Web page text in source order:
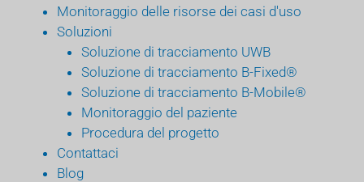
Monitoraggio delle risorse dei casi d'uso
Soluzioni
Soluzione di tracciamento UWB
Soluzione di tracciamento B-Fixed®
Soluzione di tracciamento B-Mobile®
Monitoraggio del paziente
Procedura del progetto
Contattaci
Blog